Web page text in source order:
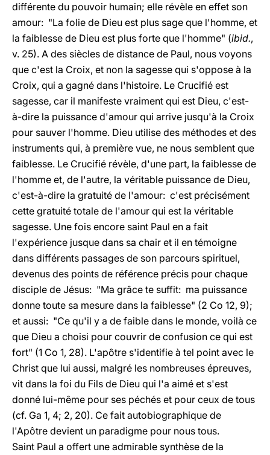
différente du pouvoir humain; elle révèle en effet son
amour: "La folie de Dieu est plus sage que l'homme, et
la faiblesse de Dieu est plus forte que l'homme" (ibid.,
v. 25). A des siècles de distance de Paul, nous voyons
que c'est la Croix, et non la sagesse qui s'oppose à la
Croix, qui a gagné dans l'histoire. Le Crucifié est
sagesse, car il manifeste vraiment qui est Dieu, c'est-
à-dire la puissance d'amour qui arrive jusqu'à la Croix
pour sauver l'homme. Dieu utilise des méthodes et des
instruments qui, à première vue, ne nous semblent que
faiblesse. Le Crucifié révèle, d'une part, la faiblesse de
l'homme et, de l'autre, la véritable puissance de Dieu,
c'est-à-dire la gratuité de l'amour: c'est précisément
cette gratuité totale de l'amour qui est la véritable
sagesse. Une fois encore saint Paul en a fait
l'expérience jusque dans sa chair et il en témoigne
dans différents passages de son parcours spirituel,
devenus des points de référence précis pour chaque
disciple de Jésus: "Ma grâce te suffit: ma puissance
donne toute sa mesure dans la faiblesse" (2 Co 12, 9);
et aussi: "Ce qu'il y a de faible dans le monde, voilà ce
que Dieu a choisi pour couvrir de confusion ce qui est
fort" (1 Co 1, 28). L'apôtre s'identifie à tel point avec le
Christ que lui aussi, malgré les nombreuses épreuves,
vit dans la foi du Fils de Dieu qui l'a aimé et s'est
donné lui-même pour ses péchés et pour ceux de tous
(cf. Ga 1, 4; 2, 20). Ce fait autobiographique de
l'Apôtre devient un paradigme pour nous tous.
Saint Paul a offert une admirable synthèse de la